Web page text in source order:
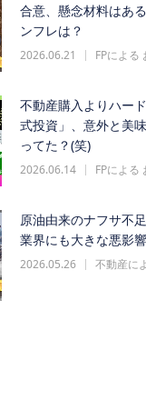
合意、懸念材料はあ
ンフレは？
2026.06.21 FPによる
不動産購入よりハー
式投資」、意外と美
ってた？(笑)
2026.06.14 FPによる
原油由来のナフサ不
業界にも大きな悪影
2026.05.26 不動産に